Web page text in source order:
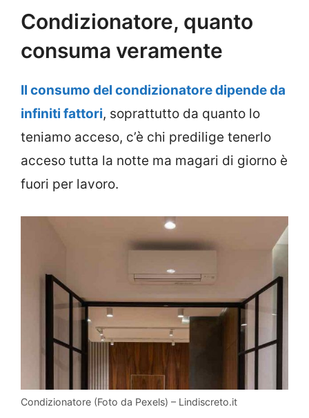
Condizionatore, quanto
consuma veramente
Il consumo del condizionatore dipende da
infiniti fattori, soprattutto da quanto lo
teniamo acceso, c’è chi predilige tenerlo
acceso tutta la notte ma magari di giorno è
fuori per lavoro.
Condizionatore (Foto da Pexels) – Lindiscreto.it